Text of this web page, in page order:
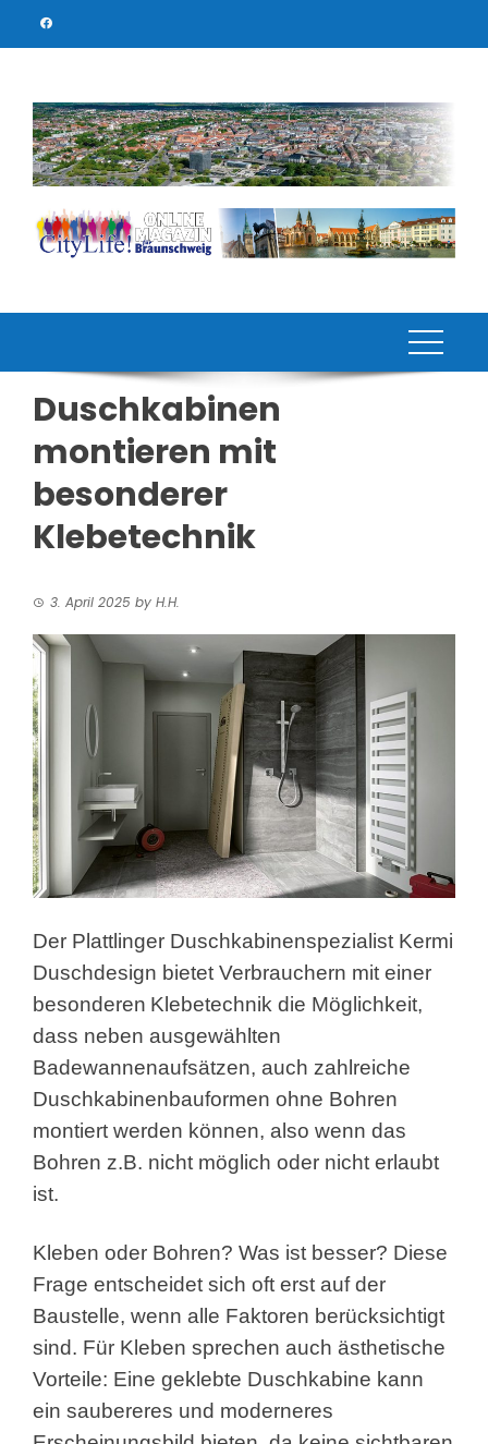
Duschkabinen
montieren mit
besonderer
Klebetechnik
3. April 2025 by H.H.
Der Plattlinger Duschkabinenspezialist Kermi
Duschdesign bietet Verbrauchern mit einer
besonderen Klebetechnik die Möglichkeit,
dass neben ausgewählten
Badewannenaufsätzen, auch zahlreiche
Duschkabinenbauformen ohne Bohren
montiert werden können, also wenn das
Bohren z.B. nicht möglich oder nicht erlaubt
ist.
Kleben oder Bohren? Was ist besser? Diese
Frage entscheidet sich oft erst auf der
Baustelle, wenn alle Faktoren berücksichtigt
sind. Für Kleben sprechen auch ästhetische
Vorteile: Eine geklebte Duschkabine kann
ein saubereres und moderneres